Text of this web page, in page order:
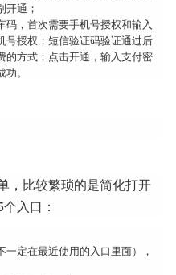
开通；
，首次需要手机号授权和输入
号授权；短信验证码验证通过后
的方式；点击开通，输入支付密
。
，比较繁琐的是简化打开
入口：
定在最近使用的入口里面），